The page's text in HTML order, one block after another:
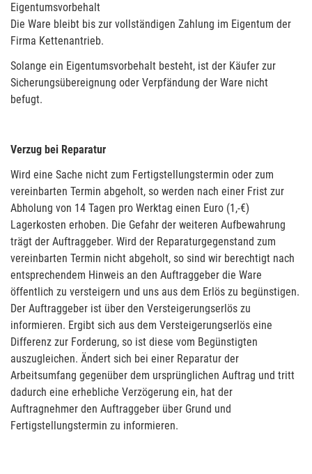
Eigentumsvorbehalt
Die Ware bleibt bis zur vollständigen Zahlung im Eigentum der
Firma Kettenantrieb.
Solange ein Eigentumsvorbehalt besteht, ist der Käufer zur
Sicherungsübereignung oder Verpfändung der Ware nicht
befugt.
Verzug bei Reparatur
Wird eine Sache nicht zum Fertigstellungstermin oder zum
vereinbarten Termin abgeholt, so werden nach einer Frist zur
Abholung von 14 Tagen pro Werktag einen Euro (1,-€)
Lagerkosten erhoben. Die Gefahr der weiteren Aufbewahrung
trägt der Auftraggeber. Wird der Reparaturgegenstand zum
vereinbarten Termin nicht abgeholt, so sind wir berechtigt nach
entsprechendem Hinweis an den Auftraggeber die Ware
öffentlich zu versteigern und uns aus dem Erlös zu begünstigen.
Der Auftraggeber ist über den Versteigerungserlös zu
informieren. Ergibt sich aus dem Versteigerungserlös eine
Differenz zur Forderung, so ist diese vom Begünstigten
auszugleichen. Ändert sich bei einer Reparatur der
Arbeitsumfang gegenüber dem ursprünglichen Auftrag und tritt
dadurch eine erhebliche Verzögerung ein, hat der
Auftragnehmer den Auftraggeber über Grund und
Fertigstellungstermin zu informieren.